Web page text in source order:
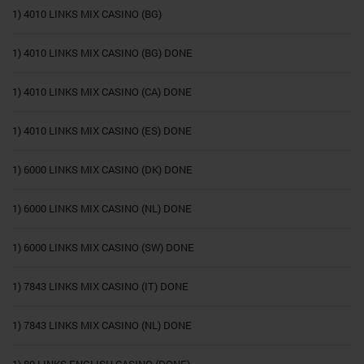
1) 4010 LINKS MIX CASINO (BG)
1) 4010 LINKS MIX CASINO (BG) DONE
1) 4010 LINKS MIX CASINO (CA) DONE
1) 4010 LINKS MIX CASINO (ES) DONE
1) 6000 LINKS MIX CASINO (DK) DONE
1) 6000 LINKS MIX CASINO (NL) DONE
1) 6000 LINKS MIX CASINO (SW) DONE
1) 7843 LINKS MIX CASINO (IT) DONE
1) 7843 LINKS MIX CASINO (NL) DONE